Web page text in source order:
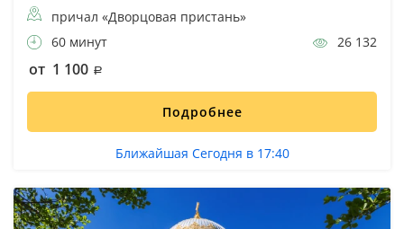
причал «Дворцовая пристань»
60 минут
26 132
от 1 100
Подробнее
Ближайшая Сегодня в 17:40